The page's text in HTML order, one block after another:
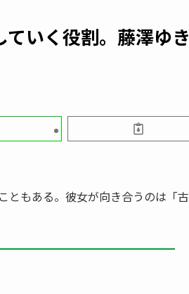
いく役割。藤澤ゆき
ともある。彼女が向き合うのは「古